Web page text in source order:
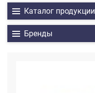
Каталог продукции
Бренды